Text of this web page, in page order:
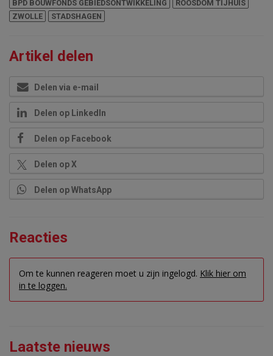
BPD BOUWFONDS GEBIEDSONTWIKKELING
ROOSDOM TIJHUIS
ZWOLLE
STADSHAGEN
Artikel delen
Delen via e-mail
Delen op LinkedIn
Delen op Facebook
Delen op X
Delen op WhatsApp
Reacties
Om te kunnen reageren moet u zijn ingelogd. Klik hier om
in te loggen.
Laatste nieuws